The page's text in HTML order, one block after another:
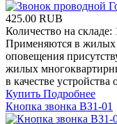
425.00 RUB
Количество на складе:
Применяются в
оповещения
жилых
в качестве
Купить Подробнее
Кнопка звонка ВЗ1-01